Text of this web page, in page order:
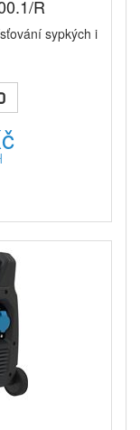
R
sypkých i